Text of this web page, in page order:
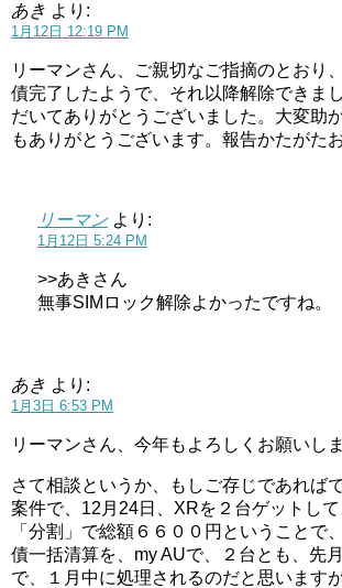
あき より:
1月12日 12:19 PM
リーマンさん、ご親切なご指摘のとおり
債完了したようで、それ以降解除できま
だいてありがとうございました。大変助
もありがとうございます。報告かたがた
リーマン より:
1月12日 5:24 PM
>>あきさん
無事SIMロック解除よかったですね。
あき より:
1月3日 6:53 PM
リーマンさん、今年もよろしくお願いしま
さて相談というか、もしご存じであれば
案件で、12月24日、XRを２台ゲットして
「分割」で総額６６００円ということで
債一括清算を、my AUで、２台とも、先
で、１月中に処理されるのだと思います